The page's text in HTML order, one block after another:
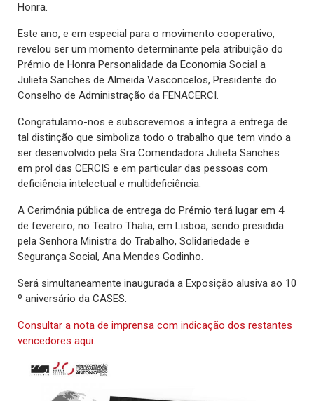
Honra.
Este ano, e em especial para o movimento cooperativo,
revelou ser um momento determinante pela atribuição do
Prémio de Honra Personalidade da Economia Social a
Julieta Sanches de Almeida Vasconcelos, Presidente do
Conselho de Administração da FENACERCI.
Congratulamo-nos e subscrevemos a íntegra a entrega de
tal distinção que simboliza todo o trabalho que tem vindo a
ser desenvolvido pela Sra Comendadora Julieta Sanches
em prol das CERCIS e em particular das pessoas com
deficiência intelectual e multideficiência.
A Cerimónia pública de entrega do Prémio terá lugar em 4
de fevereiro, no Teatro Thalia, em Lisboa, sendo presidida
pela Senhora Ministra do Trabalho, Solidariedade e
Segurança Social, Ana Mendes Godinho.
Será simultaneamente inaugurada a Exposição alusiva ao 10
º aniversário da CASES.
Consultar a nota de imprensa com indicação dos restantes
vencedores aqui.